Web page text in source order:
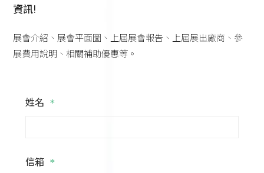
資訊!
展會介紹、展會平面圖、上屆展會報告、上屆展出廠商、參
展費用說明、相關補助優惠等。
姓名 *
信箱 *